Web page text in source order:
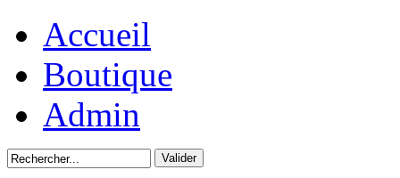
Accueil
Boutique
Admin